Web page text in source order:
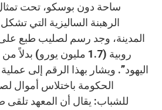
ساحة دون بوسكو، تحت
الرهبنة الساليزية التي
روبية (1.7 مليون يورو)
اليهود”. ويشار بهذا الرقم إلى
الحكومة باختلاس أموال
للشباب: يقال أن المعهد تلقى